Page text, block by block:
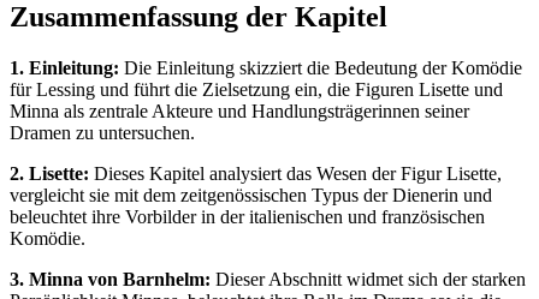
Zusammenfassung der Kapitel
1. Einleitung: Die Einleitung skizziert die Bedeutung der Komödie
für Lessing und führt die Zielsetzung ein, die Figuren Lisette und
Minna als zentrale Akteure und Handlungsträgerinnen seiner
Dramen zu untersuchen.
2. Lisette: Dieses Kapitel analysiert das Wesen der Figur Lisette,
vergleicht sie mit dem zeitgenössischen Typus der Dienerin und
beleuchtet ihre Vorbilder in der italienischen und französischen
Komödie.
3. Minna von Barnhelm: Dieser Abschnitt widmet sich der starken